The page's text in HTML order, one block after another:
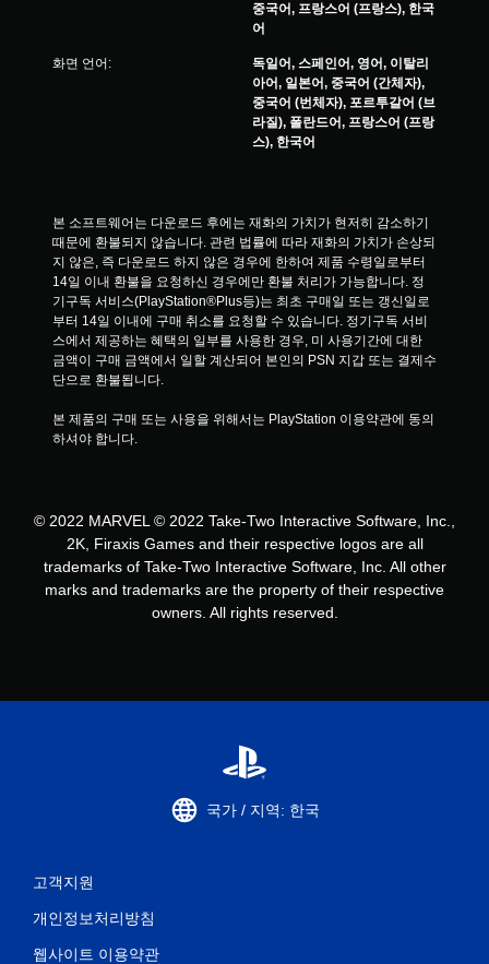
중국어, 프랑스어 (프랑스), 한국
어
화면 언어:
독일어, 스페인어, 영어, 이탈리
아어, 일본어, 중국어 (간체자),
중국어 (번체자), 포르투갈어 (브
라질), 폴란드어, 프랑스어 (프랑
스), 한국어
본 소프트웨어는 다운로드 후에는 재화의 가치가 현저히 감소하기
때문에 환불되지 않습니다. 관련 법률에 따라 재화의 가치가 손상되
지 않은, 즉 다운로드 하지 않은 경우에 한하여 제품 수령일로부터
14일 이내 환불을 요청하신 경우에만 환불 처리가 가능합니다. 정
기구독 서비스(PlayStation®Plus등)는 최초 구매일 또는 갱신일로
부터 14일 이내에 구매 취소를 요청할 수 있습니다. 정기구독 서비
스에서 제공하는 혜택의 일부를 사용한 경우, 미 사용기간에 대한
금액이 구매 금액에서 일할 계산되어 본인의 PSN 지갑 또는 결제수
단으로 환불됩니다.
본 제품의 구매 또는 사용을 위해서는 PlayStation 이용약관에 동의
하셔야 합니다.
© 2022 MARVEL © 2022 Take-Two Interactive Software, Inc.,
2K, Firaxis Games and their respective logos are all
trademarks of Take-Two Interactive Software, Inc. All other
marks and trademarks are the property of their respective
owners. All rights reserved.
국가 / 지역: 한국
고객지원
개인정보처리방침
웹사이트 이용약관